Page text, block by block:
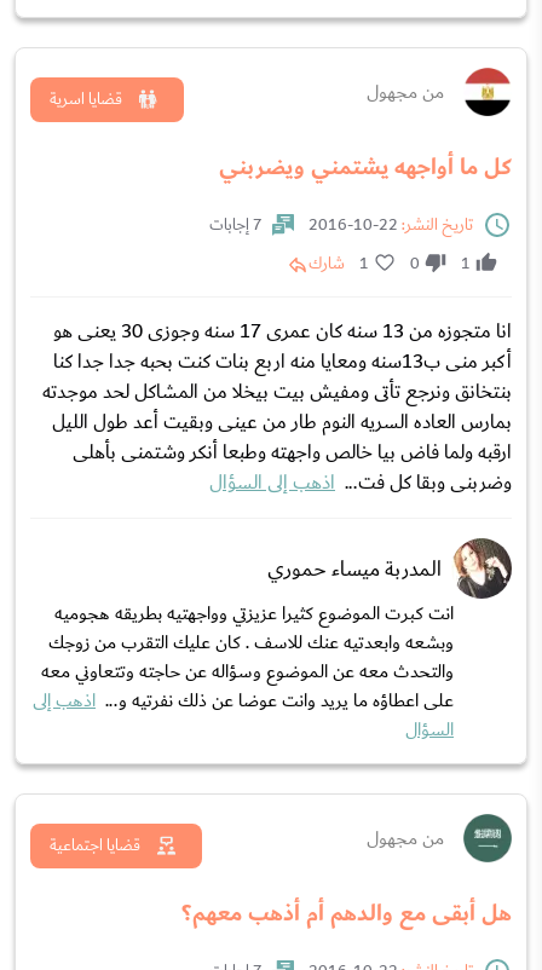
من مجهول
كل ما أواجهه يشتمني ويضربني
قضايا اسرية
تاريخ النشر:
7 إجابات
1
0
1 شارك
انا متجوزه من 13 سنه كان عمرى 17 سنه وجوزى 30 يعنى هو
أكبر منى ب13سنه ومعايا منه اربع بنات كنت بحبه جدا جدا كنا
بنتخانق ونرجع تأتى ومفيش بيت بيخلا من المشاكل لحد موجدته
بمارس العاده السريه النوم طار من عينى وبقيت أعد طول الليل
ارقبه ولما فاض بيا خالص واجهته وطبعا أنكر وشتمنى بأهلى
وضربنى وبقا كل فت... اذهب إلى السؤال
المدربة ميساء حموري
انت كبرت الموضوع كثيرا عزيزتي وواجهتيه بطريقه هجوميه
وبشعه وابعدتيه عنك للاسف . كان عليك التقرب من زوجك
والتحدث معه عن الموضوع وسؤاله عن حاجته وتتعاوني معه
على اعطاؤه ما يريد وانت عوضا عن ذلك نفرتيه و... اذهب إلى
السؤال
من مجهول
هل أبقى مع والدهم أم أذهب معهم؟
قضايا اجتماعية